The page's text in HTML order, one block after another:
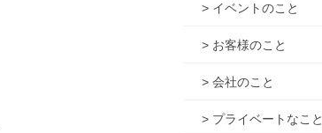
> イベントのこと
> お客様のこと
> 会社のこと
> プライベートなこと